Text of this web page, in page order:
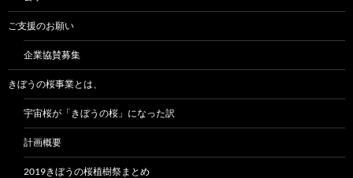
ご支援のお願い
企業協賛募集
きぼうの桜事業とは、
宇宙桜が「きぼうの桜」になった訳
計画概要
2019きぼうの桜植樹祭まとめ